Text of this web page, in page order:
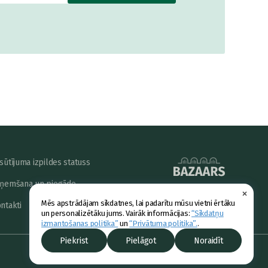
×
Mēs apstrādājam sīkdatnes, lai padarītu mūsu vietni ērtāku
un personalizētāku jums. Vairāk informācijas:“Sīkdatņu
izmantošanas politika” un“Privātuma politika”..
Piekrist Pielāgot Noraidīt
izpildes statuss
un piegāde